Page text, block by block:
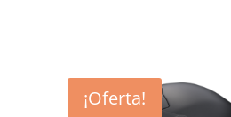
¡Oferta!